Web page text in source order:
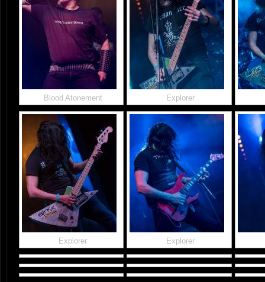
Blood Atonement Explorer
Explorer Explorer